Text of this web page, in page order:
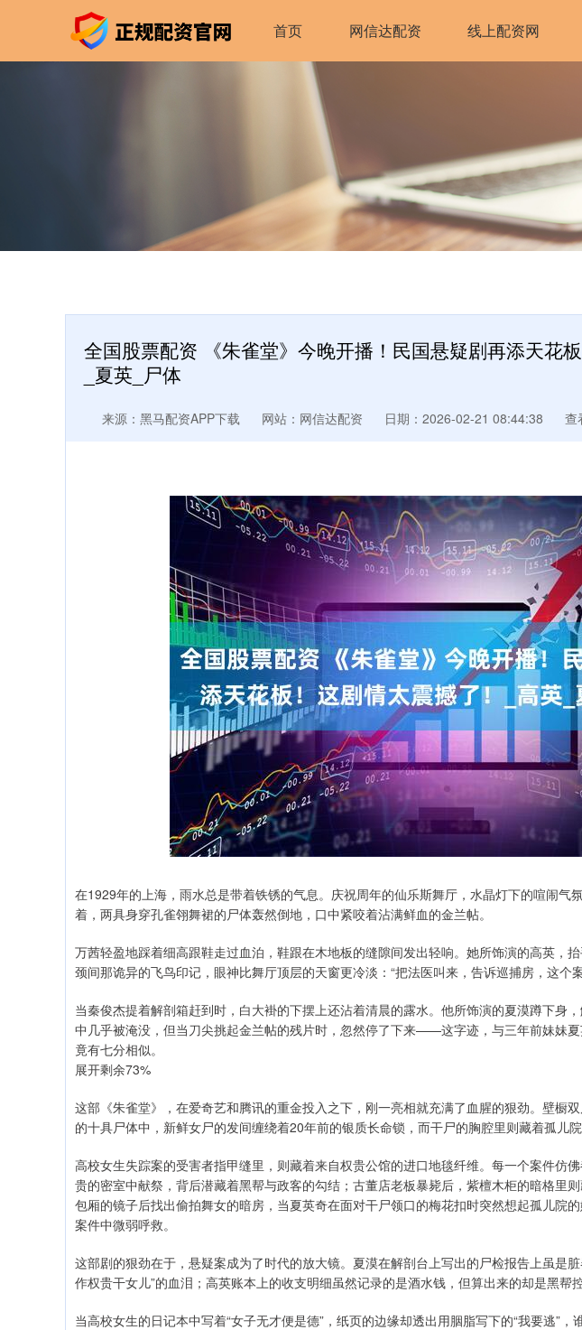
首页 网信达配资 线上配资网
全国股票配资 《朱雀堂》今晚开播！民国悬疑剧再添天花
_夏英_尸体
来源：黑马配资APP下载 网站：网信达配资 日期：2026-02-21 08:44:38 查
在1929年的上海，雨水总是带着铁锈的气息。庆祝周年的仙乐斯舞厅，水晶灯下的喧闹气
着，两具身穿孔雀翎舞裙的尸体轰然倒地，口中紧咬着沾满鲜血的金兰帖。
万茜轻盈地踩着细高跟鞋走过血泊，鞋跟在木地板的缝隙间发出轻响。她所饰演的高英，
颈间那诡异的飞鸟印记，眼神比舞厅顶层的天窗更冷淡：“把法医叫来，告诉巡捕房，这个
当秦俊杰提着解剖箱赶到时，白大褂的下摆上还沾着清晨的露水。他所饰演的夏漠蹲下身
中几乎被淹没，但当刀尖挑起金兰帖的残片时，忽然停了下来——这字迹，与三年前妹妹夏
竟有七分相似。
展开剩余73%
这部《朱雀堂》，在爱奇艺和腾讯的重金投入之下，刚一亮相就充满了血腥的狠劲。壁橱
的十具尸体中，新鲜女尸的发间缠绕着20年前的银质长命锁，而干尸的胸腔里则藏着孤儿院
高校女生失踪案的受害者指甲缝里，则藏着来自权贵公馆的进口地毯纤维。每一个案件仿
贵的密室中献祭，背后潜藏着黑帮与政客的勾结；古董店老板暴毙后，紫檀木柜的暗格里
包厢的镜子后找出偷拍舞女的暗房，当夏英奇在面对干尸领口的梅花扣时突然想起孤儿院
案件中微弱呼救。
这部剧的狠劲在于，悬疑案成为了时代的放大镜。夏漠在解剖台上写出的尸检报告上虽是
作权贵干女儿”的血泪；高英账本上的收支明细虽然记录的是酒水钱，但算出来的却是黑帮
当高校女生的日记本中写着“女子无才便是德”，纸页的边缘却透出用胭脂写下的“我要逃”